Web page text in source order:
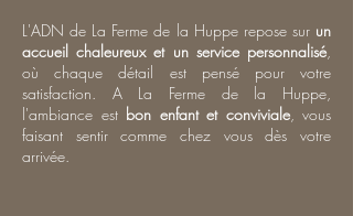
L'ADN de La Ferme de la Huppe repose sur un
accueil chaleureux et un service personnalisé,
où chaque détail est pensé pour votre
satisfaction. A La Ferme de la Huppe,
l'ambiance est bon enfant et conviviale, vous
faisant sentir comme chez vous dès votre
arrivée.